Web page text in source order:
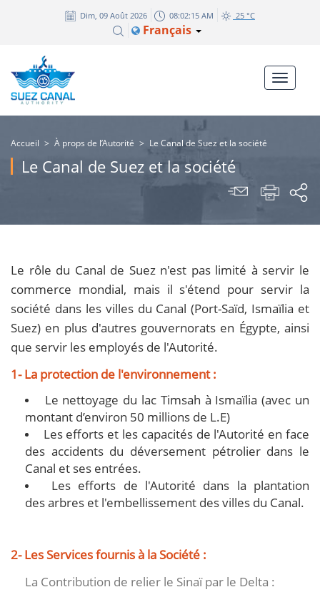
Dim, 09 Août 2026 08:02:15 AM 25 °C
Français
Accueil > À props de l’Autorité > Le Canal de Suez et la société
Le Canal de Suez et la société
Le rôle du Canal de Suez n'est pas limité à servir le
commerce mondial, mais il s'étend pour servir la
société dans les villes du Canal (Port-Saïd, Ismaïlia et
Suez) en plus d'autres gouvernorats en Égypte, ainsi
que servir les employés de l'Autorité.
1- La protection de l'environnement :
Le nettoyage du lac Timsah à Ismaïlia (avec un
montant d’environ 50 millions de L.E)
Les efforts et les capacités de l'Autorité en face
des accidents du déversement pétrolier dans le
Canal et ses entrées.
Les efforts de l'Autorité dans la plantation
des arbres et l'embellissement des villes du Canal.
2- Les Services fournis à la Société :
La Contribution de relier le Sinaï par le Delta :